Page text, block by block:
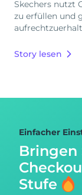
Skechers nutzt
zu erfüllen und
Story lesen
Einfacher
Bringen
Stufe